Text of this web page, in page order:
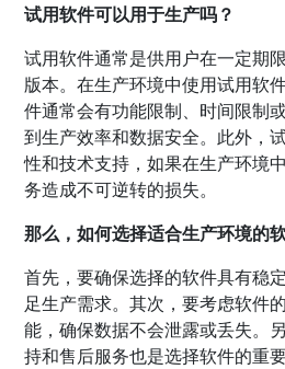
试用软件可以用于生产吗？
试用软件通常是供用户在一定期
版本。在生产环境中使用试用软
件通常会有功能限制、时间限制
到生产效率和数据安全。此外，
性和技术支持，如果在生产环境
务造成不可逆转的损失。
那么，如何选择适合生产环境的
首先，要确保选择的软件具有稳
足生产需求。其次，要考虑软件
能，确保数据不会泄露或丢失。
持和售后服务也是选择软件的重